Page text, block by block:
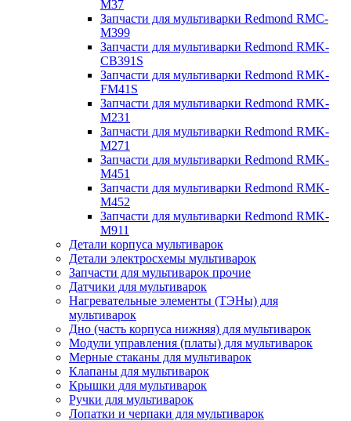
M37
Запчасти для мультиварки Redmond RMC-
M399
Запчасти для мультиварки Redmond RMK-
CB391S
Запчасти для мультиварки Redmond RMK-
FM41S
Запчасти для мультиварки Redmond RMK-
M231
Запчасти для мультиварки Redmond RMK-
M271
Запчасти для мультиварки Redmond RMK-
M451
Запчасти для мультиварки Redmond RMK-
M452
Запчасти для мультиварки Redmond RMK-
M911
Детали корпуса мультиварок
Детали электросхемы мультиварок
Запчасти для мультиварок прочие
Датчики для мультиварок
Нагревательные элементы (ТЭНы) для
мультиварок
Дно (часть корпуса нижняя) для мультиварок
Модули управления (платы) для мультиварок
Мерные стаканы для мультиварок
Клапаны для мультиварок
Крышки для мультиварок
Ручки для мультиварок
Лопатки и черпаки для мультиварок